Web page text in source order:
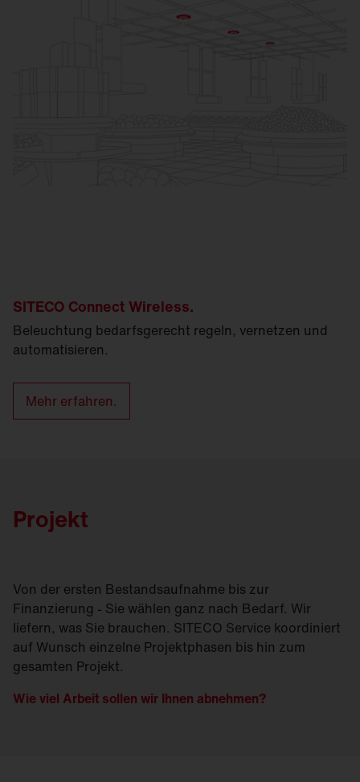
SITECO Connect Wireless.
Beleuchtung bedarfsgerecht regeln, vernetzen und
automatisieren.
Mehr erfahren.
Projekt
Von der ersten Bestandsaufnahme bis zur
Finanzierung - Sie wählen ganz nach Bedarf. Wir
liefern, was Sie brauchen. SITECO Service koordiniert
auf Wunsch einzelne Projektphasen bis hin zum
gesamten Projekt.
Wie viel Arbeit sollen wir Ihnen abnehmen?